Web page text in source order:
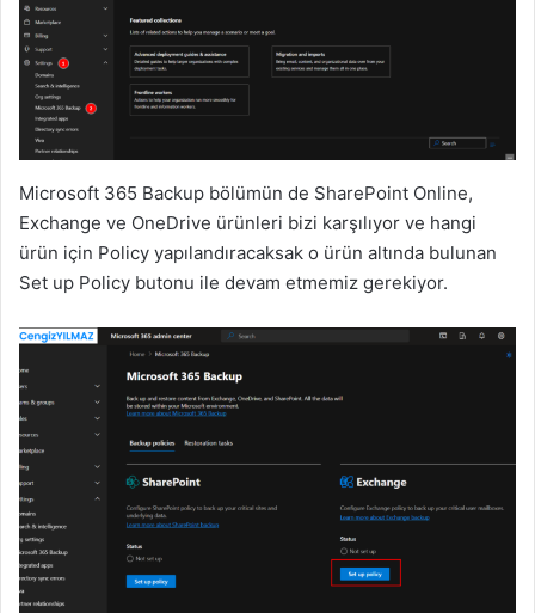
Microsoft 365 Backup bölümün de SharePoint Online,
Exchange ve OneDrive ürünleri bizi karşılıyor ve hangi
ürün için Policy yapılandıracaksak o ürün altında bulunan
Set up Policy butonu ile devam etmemiz gerekiyor.